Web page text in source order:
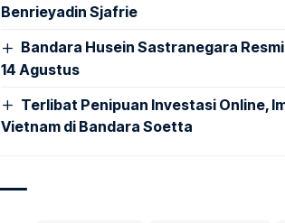
Benrieyadin Sjafrie
Bandara Husein Sastranegara
14 Agustus
Terlibat Penipuan Investasi Online,
Vietnam di Bandara Soetta